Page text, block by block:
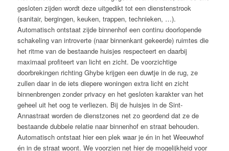
gesloten zijden wordt deze uitgedikt tot een dienstenstrook
(sanitair, bergingen, keuken, trappen, technieken, …).
Automatisch ontstaat zijde binnenhof een continu doorlopende
schakeling van introverte (naar binnenkant gekeerde) ruimtes die
het ritme van de bestaande huisjes respecteert en daarbij
maximaal profiteert van licht en zicht. De voorzichtige
doorbrekingen richting Ghybe krijgen een duwtje in de rug, ze
zullen daar in de iets diepere woningen extra licht en zicht
binnenbrengen zonder privacy en het gesloten karakter van het
geheel uit het oog te verliezen. Bij de huisjes in de Sint-
Annastraat worden de dienstzones net zo geordend dat ze de
bestaande dubbele relatie naar binnenhof en straat behouden.
Automatisch ontstaat hier een plek waar je én in het Weeuwhof
én in de straat woont. We voorzien net hier de mogelijkheid voor